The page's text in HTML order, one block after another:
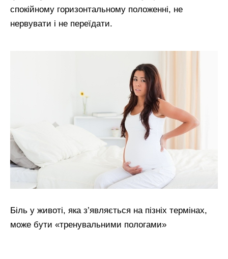
спокійному горизонтальному положенні, не
нервувати і не переїдати.
Біль у животі, яка з’являється на пізніх термінах,
може бути «тренувальними пологами»